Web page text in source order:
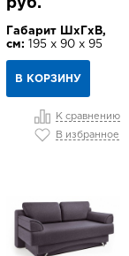
руб.
Габарит ШхГхВ,
см: 195 х 90 х 95
В КОРЗИНУ
К сравнению
В избранное